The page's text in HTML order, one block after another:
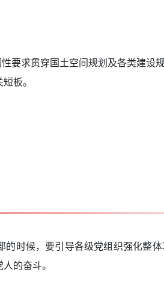
求贯穿国土空间规划及各类建设
板。
候，要引导各级党组织强化整
的奋斗。